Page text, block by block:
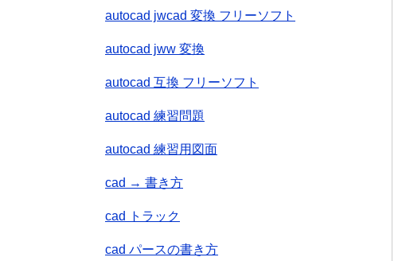
autocad jwcad 変換 フリーソフト
autocad jww 変換
autocad 互換 フリーソフト
autocad 練習問題
autocad 練習用図面
cad → 書き方
cad トラック
cad パースの書き方